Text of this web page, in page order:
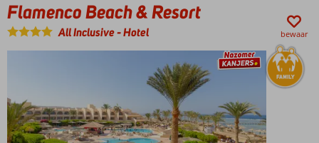
ijsje of snack
Gerund
Even
weg
van
Flamenco Beach & Resort
All Inclusive-Hotel bewaar